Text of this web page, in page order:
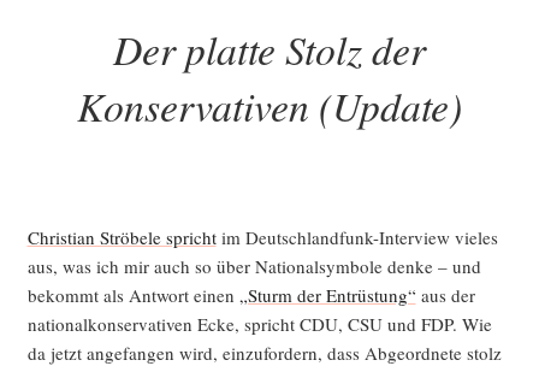
Der platte Stolz der
Konservativen (Update)
Chris­ti­an Strö­be­le sprichtim Deutsch­land­funk-Inter­view vie­les
aus, was ich mir auch so über Natio­nal­sym­bo­le den­ke – und
bekommt als Ant­wort einen „Sturm der Ent­rüs­tung“ aus der
natio­nal­kon­ser­va­ti­ven Ecke, spricht CDU, CSU und FDP. Wie
da jetzt ange­fan­gen wird, ein­zu­for­dern, dass Abge­ord­ne­te stolz